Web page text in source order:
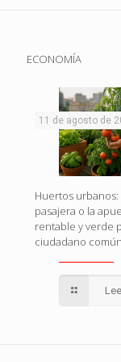
ECONOMÍA
11 de agosto de
Huertos urbanos:
pasajera o la
rentable y verde
ciudadano